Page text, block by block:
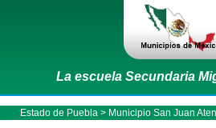
La escuela Secundaria
Estado de Puebla > Municipio San Juan